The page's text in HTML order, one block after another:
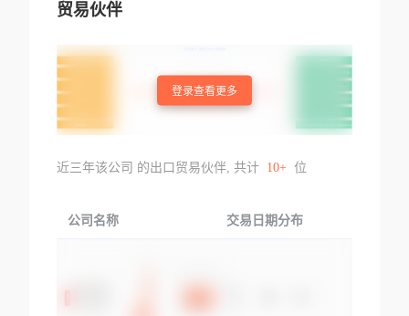
贸易伙伴
登录查看更多
近三年该公司 的出口贸易伙伴, 共计 10+ 位
公司名称 交易日期分布